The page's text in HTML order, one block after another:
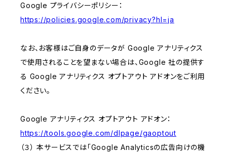
Google プライバシーポリシー：
https://policies.google.com/privacy?hl=ja
なお、お客様はご自身のデータが Google アナリティクス
で使用されることを望まない場合は、Google 社の提供す
る Google アナリティクス オプトアウト アドオンをご利用
ください。
Google アナリティクス オプトアウト アドオン：
https://tools.google.com/dlpage/gaoptout
（３） 本サービスでは「Google Analyticsの広告向けの機